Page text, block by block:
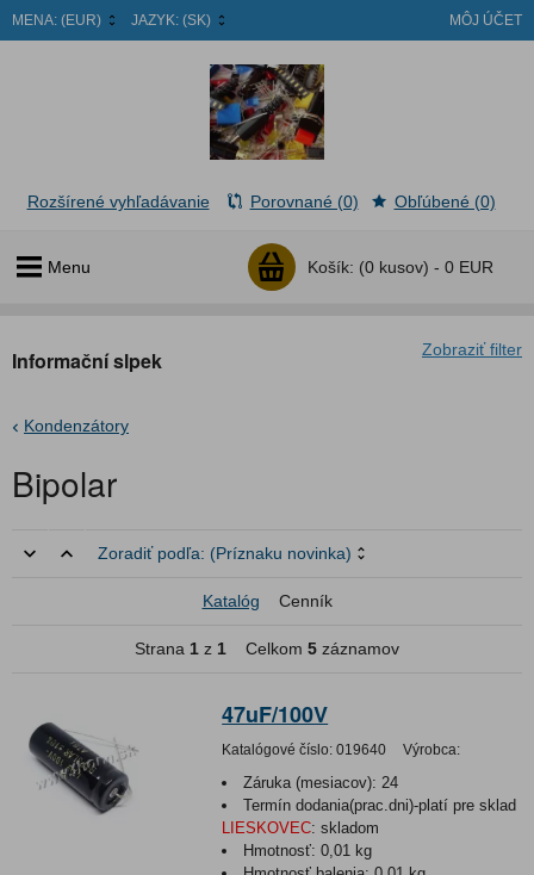
MENA: (EUR) JAZYK: (SK) MÔJ ÚČET
Menu Košík: (0 kusov) - 0 EUR
Rozšírené vyhľadávanie Porovnané (0) Obľúbené (0)
Zobraziť filter
Informační slpek
Kondenzátory
Bipolar
Zoradiť podľa: (Príznaku novinka)
Katalóg Cenník
Strana 1 z 1 Celkom 5 záznamov
47uF/100V
Katalógové číslo: 019640 Výrobca:
Záruka (mesiacov): 24
Termín dodania(prac.dni)-platí pre sklad
LIESKOVEC: skladom
Hmotnosť:0,01 kg